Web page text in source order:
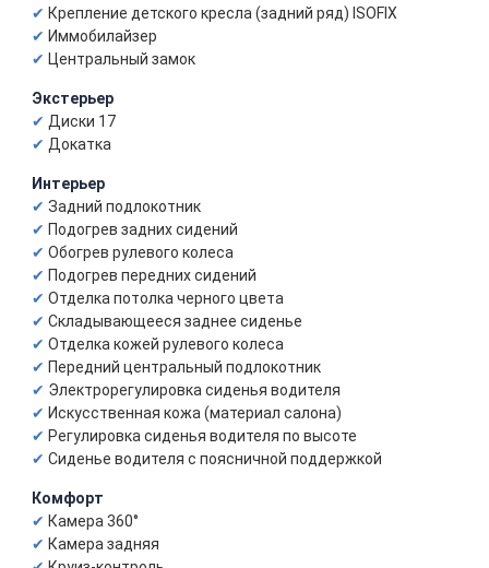
Крепление детского кресла (задний ряд) ISOFIX
Иммобилайзер
Центральный замок
Экстерьер
Диски 17
Докатка
Интерьер
Задний подлокотник
Подогрев задних сидений
Обогрев рулевого колеса
Подогрев передних сидений
Отделка потолка черного цвета
Складывающееся заднее сиденье
Отделка кожей рулевого колеса
Передний центральный подлокотник
Электрорегулировка сиденья водителя
Искусственная кожа (материал салона)
Регулировка сиденья водителя по высоте
Сиденье водителя с поясничной поддержкой
Комфорт
Камера 360°
Камера задняя